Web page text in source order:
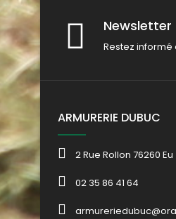
Newsletter
Restez
ARMURERIE DUBUC
2 Rue Rollon 76260 Eu
02 35 86 41 64